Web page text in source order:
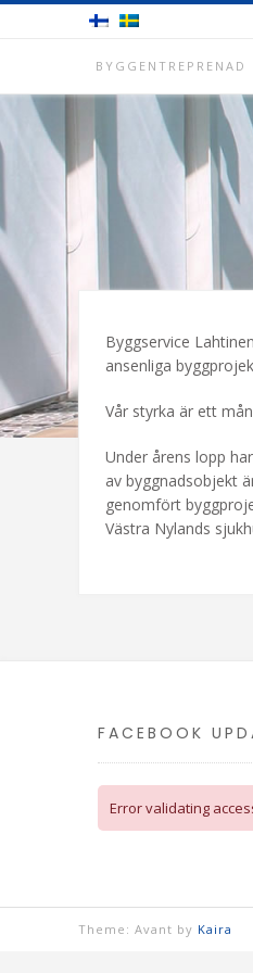
Skip
BYGGENTREPRENAD
Byggservice
ansenliga
Vår styrka är ett
Under årens lopp
av byggnadsobjekt
genomfört
Västra Nylands
FACEBOOK
Error validating
Theme: Avant by Kaira